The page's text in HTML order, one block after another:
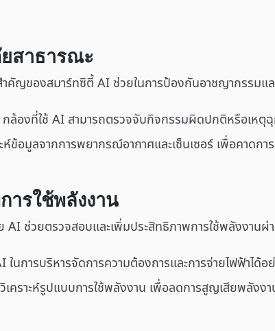
สาธารณะ
คัญของสมาร์ทซิตี้ AI ช่วยในการป้องกันอาชญากรรมแ
กล้องที่ใช้ AI สามารถตรวจจับกิจกรรมผิดปกติหรือเหตุฉุ
ห์ข้อมูลจากการพยากรณ์อากาศและเซ็นเซอร์ เพื่อคาดก
ารใช้พลังงาน
ช่วยตรวจสอบและเพิ่มประสิทธิภาพการใช้พลังงานผ่
ในการบริหารจัดการความต้องการและการจ่ายไฟฟ้าได้
เคราะห์รูปแบบการใช้พลังงาน เพื่อลดการสูญเสียพลังงา